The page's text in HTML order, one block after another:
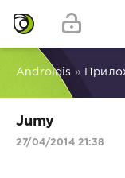
Androidis »
Jumy
27/04/2014 21:38